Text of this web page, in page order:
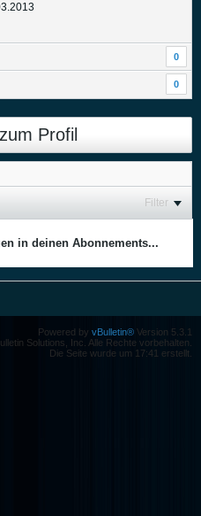
0
0
Profil
Filter
in deinen Abonnements...
Powered by vBulletin® Version 5.3.1
Solutions, Inc. Alle Rechte vorbehalten.
Die Seite wurde um 17:41 erstellt.